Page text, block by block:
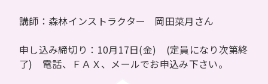
講師：森林インストラクター 岡田菜月さん
申し込み締切り：10月17日(金) (定員になり次第終
了) 電話、ＦＡＸ、メールでお申込み下さい。